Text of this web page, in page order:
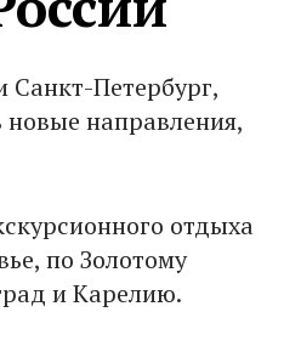
Петербург,
направления,
отдыха
по Золотому
и Карелию.